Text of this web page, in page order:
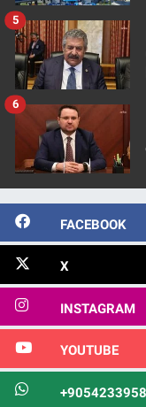
5
6
FACEBOOK
X
INSTAGRAM
YOUTUBE